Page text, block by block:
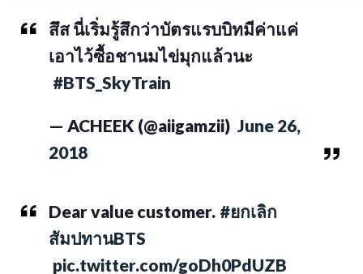
สึส นี่เริ่มรู้สึกว่าบัตรแรบบิทมีค่าแค่
เอาไว้ซื้อชานมไข่มุกแล้วนะ
#BTS_SkyTrain
— ACHEEK (@aiigamzii) June 26,
2018
Dear value customer. #ยกเลิก
สัมปทานBTS
pic.twitter.com/goDh0PdUZB